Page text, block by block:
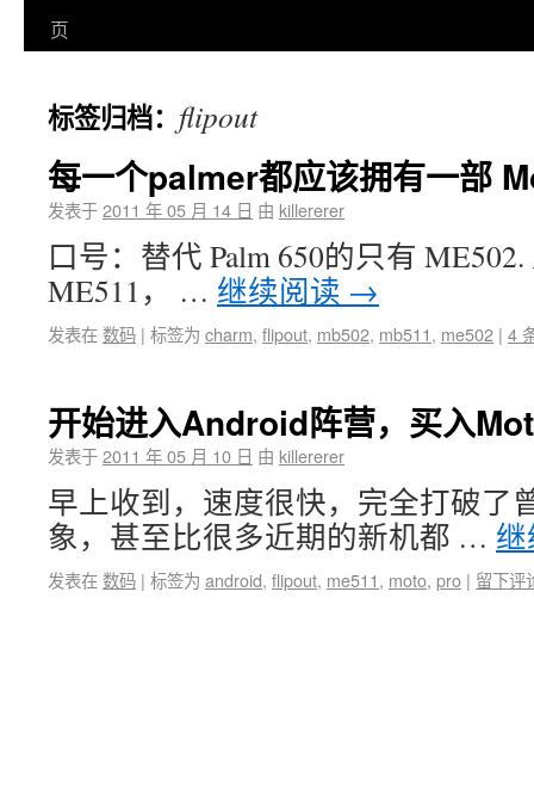
页
标签归档： flipout
每一个palmer都应该拥有一部
发表于2011 年 05 月 14 日 由 killererer
口号：替代 Palm 650的只有
ME511， … 继续阅读 →
发表在数码 | 标签为 charm, flipout, mb502, mb511, me502 | 4
开始进入Android阵营，买入
发表于2011 年 05 月 10 日 由 killererer
早上收到，速度很快，完全打破了
象，甚至比很多近期的新机都 …
发表在数码 | 标签为 android, flipout, me511, moto, pro | 留下评